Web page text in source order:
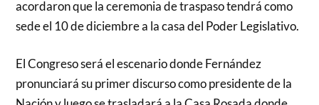
acordaron que la ceremonia de traspaso tendrá como
sede el 10 de diciembre a la casa del Poder Legislativo.
El Congreso será el escenario donde Fernández
pronunciará su primer discurso como presidente de la